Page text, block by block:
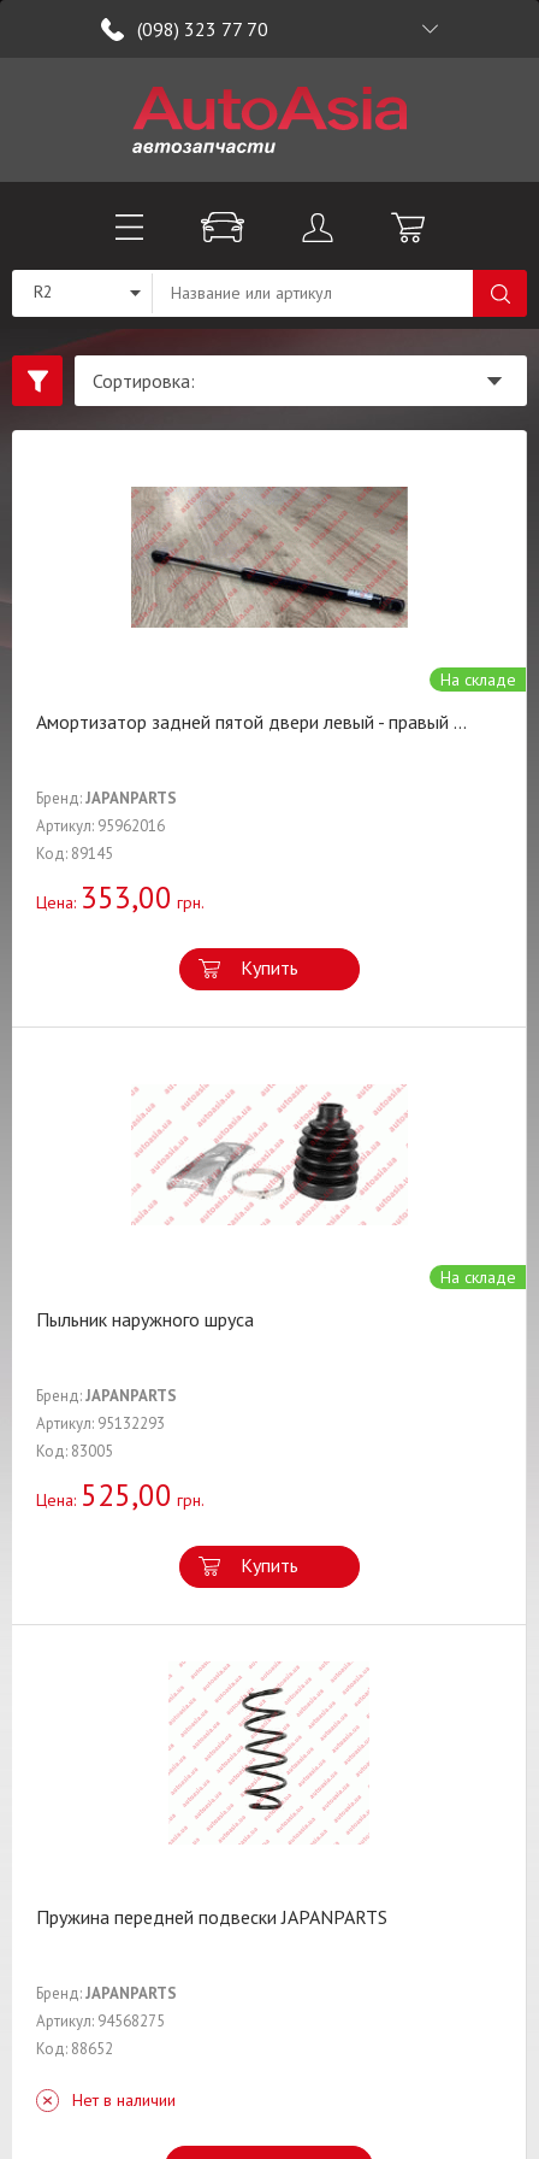
(098) 323 77 70
R2
На складе
Амортизатор задней пятой двери левый - правый ...
Бренд:JAPANPARTS
Артикул: 95962016
Код: 89145
Цена: 353,00 грн.
Купить
На складе
Пыльник наружного шруса
Бренд:JAPANPARTS
Артикул: 95132293
Код: 83005
Цена: 525,00 грн.
Купить
Пружина передней подвески JAPANPARTS
Бренд:JAPANPARTS
Артикул: 94568275
Код: 88652
Нет в наличии